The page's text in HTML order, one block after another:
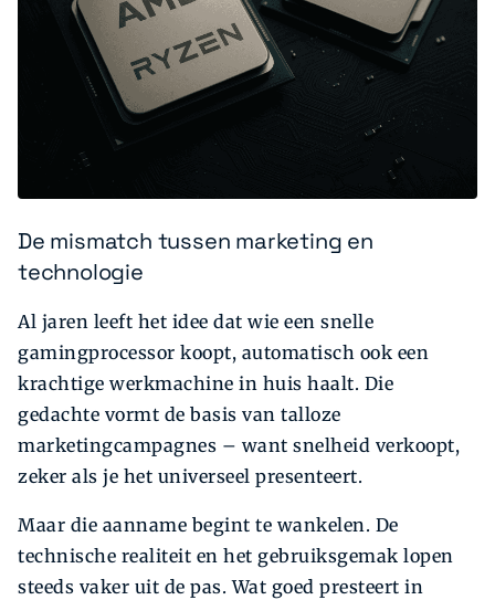
De mismatch tussen marketing en
technologie
Al jaren leeft het idee dat wie een snelle
gamingprocessor koopt, automatisch ook een
krachtige werkmachine in huis haalt. Die
gedachte vormt de basis van talloze
marketingcampagnes – want snelheid verkoopt,
zeker als je het universeel presenteert.
Maar die aanname begint te wankelen. De
technische realiteit en het gebruiksgemak lopen
steeds vaker uit de pas. Wat goed presteert in